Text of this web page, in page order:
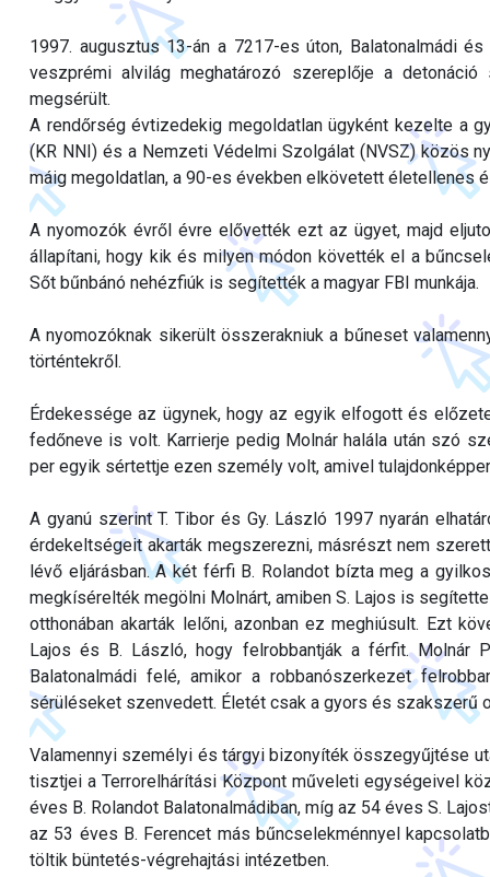
1997. augusztus 13-án a 7217-es úton, Balatonalmádi
veszprémi alvilág meghatározó szereplője a
megsérült.
A rendőrség évtizedekig megoldatlan ügyként kezelte a
(KR NNI) és a Nemzeti Védelmi Szolgálat (NVSZ) közös
máig megoldatlan, a 90-es években elkövetett életellenes
A nyomozók évről évre elővették ezt az ügyet, majd
állapítani, hogy kik és milyen módon követték el a
Sőt bűnbánó nehézfiúk is segítették a magyar FBI munkája.
A nyomozóknak sikerült összerakniuk a bűneset
történtekről.
Érdekessége az ügynek, hogy az egyik elfogott és
fedőneve is volt. Karrierje pedig Molnár halála után szó
per egyik sértettje ezen személy volt, amivel
A gyanú szerint T. Tibor és Gy. László 1997 nyarán
érdekeltségeit akarták megszerezni, másrészt nem
lévő eljárásban. A két férfi B. Rolandot bízta meg a
megkísérelték megölni Molnárt, amiben S. Lajos is
otthonában akarták lelőni, azonban ez meghiúsult. Ezt
Lajos és B. László, hogy felrobbantják a férfit. Molnár
Balatonalmádi felé, amikor a robbanószerkezet
sérüléseket szenvedett. Életét csak a gyors és szakszerű
Valamennyi személyi és tárgyi bizonyíték összegyűjtése
tisztjei a Terrorelhárítási Központ műveleti egységeivel
éves B. Rolandot Balatonalmádiban, míg az 54 éves S.
az 53 éves B. Ferencet más bűncselekménnyel
töltik büntetés-végrehajtási intézetben.